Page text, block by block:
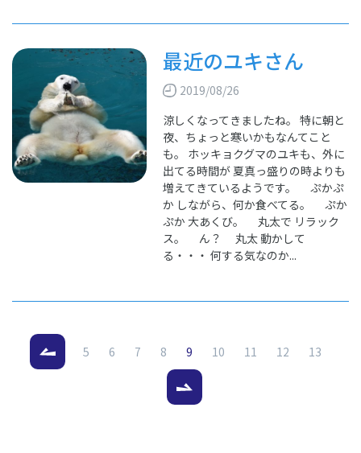
最近のユキさん
2019/08/26
涼しくなってきましたね。 特に朝と
夜、ちょっと寒いかもなんてこと
も。 ホッキョクグマのユキも、外に
出てる時間が 夏真っ盛りの時よりも
増えてきているようです。 ぷかぷ
か しながら、何か食べてる。 ぷか
ぷか 大あくび。 丸太で リラック
ス。 ん？ 丸太 動かして
る・・・ 何する気なのか...
5 6 7 8 9 （現在のページ）
10 11 12 13